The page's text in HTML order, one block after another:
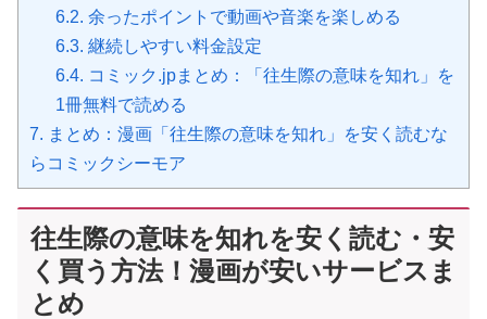
6.2. 余ったポイントで動画や音楽を楽しめる
6.3. 継続しやすい料金設定
6.4. コミック.jpまとめ：「往生際の意味を知れ」を
1冊無料で読める
7. まとめ：漫画「往生際の意味を知れ」を安く読むな
らコミックシーモア
往生際の意味を知れを安く読む・安
く買う方法！漫画が安いサービスま
とめ